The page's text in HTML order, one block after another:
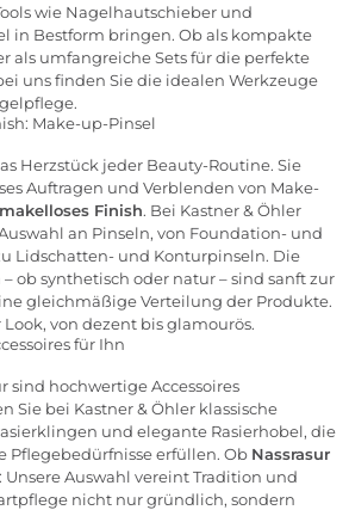
wie Nagelhautschieber und
in Bestform bringen. Ob als kompakte
als umfangreiche Sets für die perfekte
uns finden Sie die idealen Werkzeuge
Make-up-Pinsel
Herzstück jeder Beauty-Routine. Sie
Auftragen und Verblenden von Make-
makelloses Finish. Bei Kastner & Öhler
an Pinseln, von Foundation- und
Lidschatten- und Konturpinseln. Die
ob synthetisch oder natur – sind sanft zur
gleichmäßige Verteilung der Produkte.
von dezent bis glamourös.
für Ihn
sind hochwertige Accessoires
Sie bei Kastner & Öhler klassische
und elegante Rasierhobel, die
Pflegebedürfnisse erfüllen. Ob Nassrasur
: Unsere Auswahl vereint Tradition und
nicht nur gründlich, sondern